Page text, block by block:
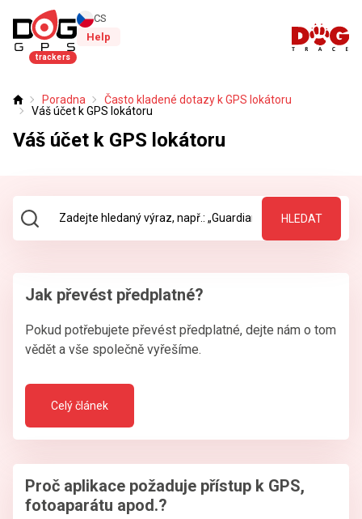
trackers
CS
Help
Úvod Poradna
Často kladené dotazy k GPS lokátoru
Váš účet k GPS lokátoru
Váš účet k GPS lokátoru
HLEDAT
Jak převést předplatné?
Pokud potřebujete převést předplatné, dejte nám o tom
vědět a vše společně vyřešíme.
Celý článek
Proč aplikace požaduje přístup k GPS,
fotoaparátu apod.?